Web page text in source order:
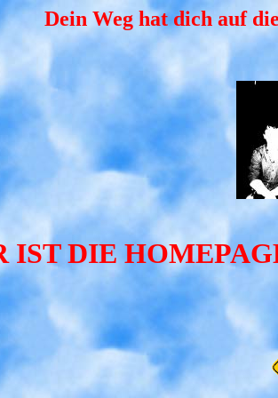
Dein Weg hat dich auf
IST DIE